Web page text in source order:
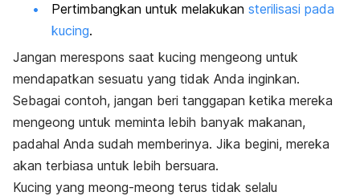
Pertimbangkan untuk melakukan sterilisasi pada
kucing.
Jangan merespons saat kucing mengeong untuk
mendapatkan sesuatu yang tidak Anda inginkan.
Sebagai contoh, jangan beri tanggapan ketika mereka
mengeong untuk meminta lebih banyak makanan,
padahal Anda sudah memberinya. Jika begini, mereka
akan terbiasa untuk lebih bersuara.
Kucing yang meong-meong terus tidak selalu